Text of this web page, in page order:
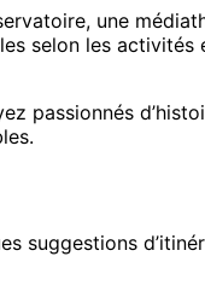
une
selon les activités
passionnés
suggestions